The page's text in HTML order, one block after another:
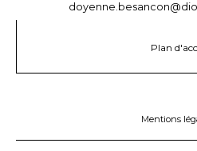
Plan
Mentions